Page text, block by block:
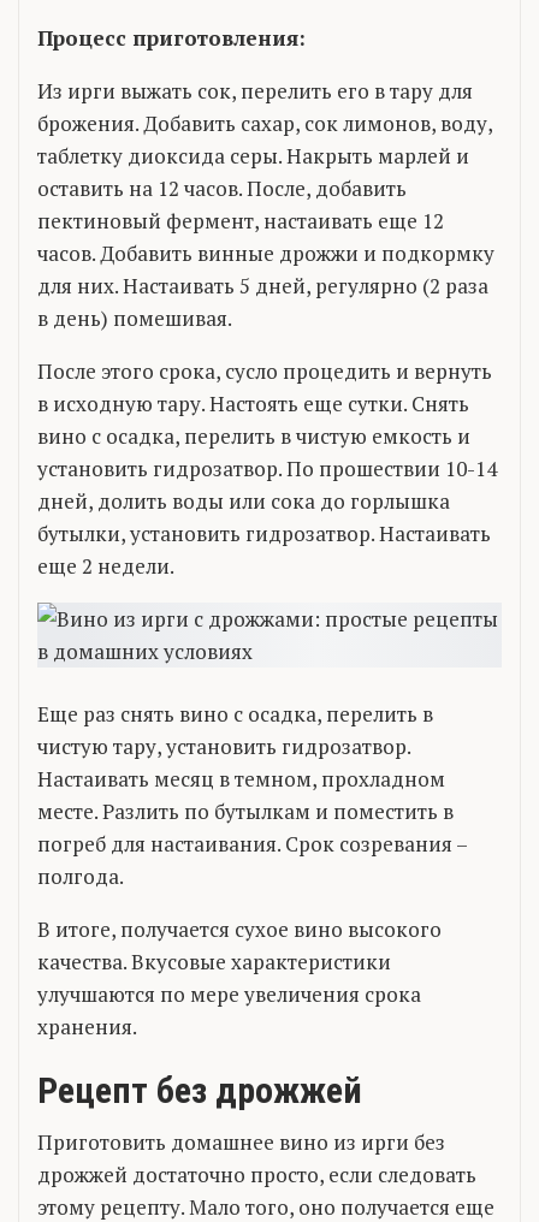
Процесс приготовления:
Из ирги выжать сок, перелить его в тару для
брожения. Добавить сахар, сок лимонов, воду,
таблетку диоксида серы. Накрыть марлей и
оставить на 12 часов. После, добавить
пектиновый фермент, настаивать еще 12
часов. Добавить винные дрожжи и подкормку
для них. Настаивать 5 дней, регулярно (2 раза
в день) помешивая.
После этого срока, сусло процедить и вернуть
в исходную тару. Настоять еще сутки. Снять
вино с осадка, перелить в чистую емкость и
установить гидрозатвор. По прошествии 10-14
дней, долить воды или сока до горлышка
бутылки, установить гидрозатвор. Настаивать
еще 2 недели.
Еще раз снять вино с осадка, перелить в
чистую тару, установить гидрозатвор.
Настаивать месяц в темном, прохладном
месте. Разлить по бутылкам и поместить в
погреб для настаивания. Срок созревания –
полгода.
В итоге, получается сухое вино высокого
качества. Вкусовые характеристики
улучшаются по мере увеличения срока
хранения.
Рецепт без дрожжей
Приготовить домашнее вино из ирги без
дрожжей достаточно просто, если следовать
этому рецепту. Мало того, оно получается еще